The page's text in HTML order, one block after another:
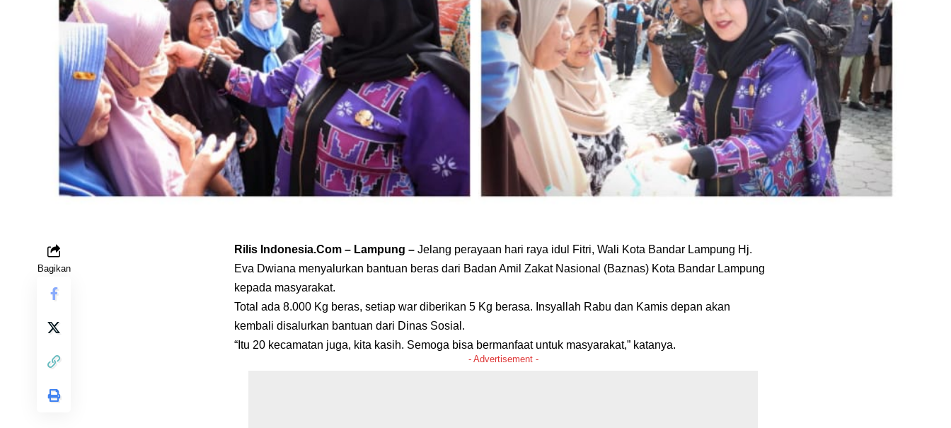
Bagikan
Rilis Indonesia.Com – Lampung – Jelang perayaan hari raya idul Fitri, Wali Kota Bandar Lampung Hj.
Eva Dwiana menyalurkan bantuan beras dari Badan Amil Zakat Nasional (Baznas) Kota Bandar Lampung
kepada masyarakat.
Total ada 8.000 Kg beras, setiap war diberikan 5 Kg berasa. Insyallah Rabu dan Kamis depan akan
kembali disalurkan bantuan dari Dinas Sosial.
“Itu 20 kecamatan juga, kita kasih. Semoga bisa bermanfaat untuk masyarakat,” katanya.
- Advertisement -